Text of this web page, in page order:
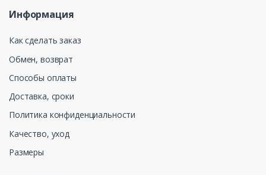
Информация
Как сделать заказ
Обмен, возврат
Способы оплаты
Доставка, сроки
Политика конфиденциальности
Качество, уход
Размеры